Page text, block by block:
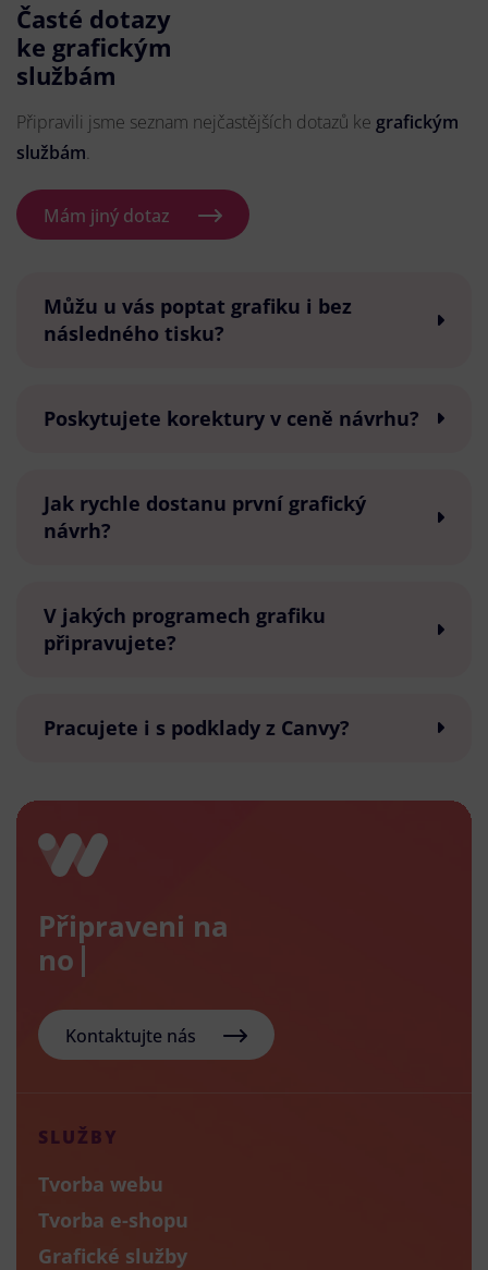
Časté dotazy
ke grafickým
službám
Připravili jsme seznam nejčastějších dotazů ke grafickým
službám.
Mám jiný dotaz
Můžu u vás poptat grafiku i bez
následného tisku?
Poskytujete korektury v ceně návrhu?
Jak rychle dostanu první grafický
návrh?
V jakých programech grafiku
připravujete?
Pracujete i s podklady z Canvy?
Připraveni na
nový e-
Kontaktujte nás
SLUŽBY
Tvorba webu
Tvorba e-shopu
Grafické služby